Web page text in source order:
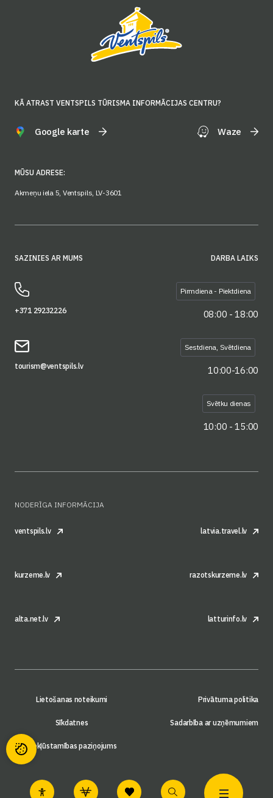
KĀ ATRAST VENTSPILS TŪRISMA INFORMĀCIJAS CENTRU?
Google karte Waze
MŪSU ADRESE:
Akmeņu iela 5, Ventspils, LV-3601
SAZINIES AR MUMS
+371 29232226
tourism@ventspils.lv
DARBA LAIKS
Pirmdiena - Piektdiena
08:00 - 18:00
Sestdiena, Svētdiena
10:00-16:00
Svētku dienas
10:00 - 15:00
NODERĪGA INFORMĀCIJA
ventspils.lv latvia.travel.lv
kurzeme.lv razotskurzeme.lv
alta.net.lv latturinfo.lv
Lietošanas noteikumi Privātuma politika
Sīkdatnes Sadarbība ar uzņēmumiem
Piekļūstamības paziņojums